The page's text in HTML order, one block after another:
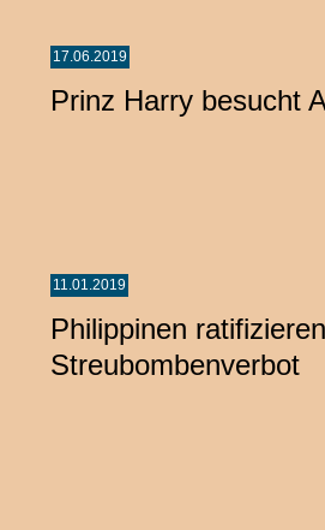
17.06.2019
Prinz Harry besucht
11.01.2019
Philippinen ratifizieren
Streubombenverbot